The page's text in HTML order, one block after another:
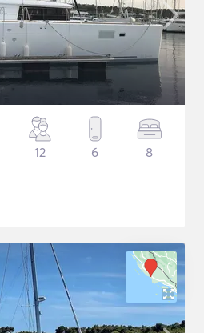
12 6 8